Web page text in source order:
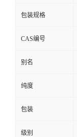
包装规格
CAS编号
别名
纯度
包装
级别